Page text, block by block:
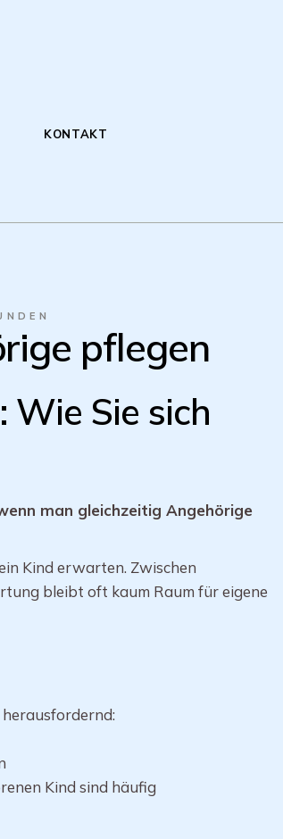
KONTAKT
pflegen
Sie sich
man gleichzeitig Angehörige
Kind erwarten. Zwischen
bleibt oft kaum Raum für eigene
Kind sind häufig